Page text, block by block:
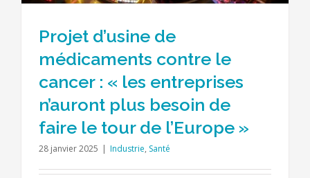
Projet d’usine de
médicaments contre le
cancer : « les entreprises
n’auront plus besoin de
faire le tour de l’Europe »
28 janvier 2025 | Industrie, Santé